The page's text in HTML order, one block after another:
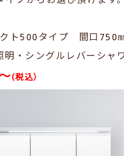
ト500タイプ 間口750
・ シングルレバーシャ
(税込）